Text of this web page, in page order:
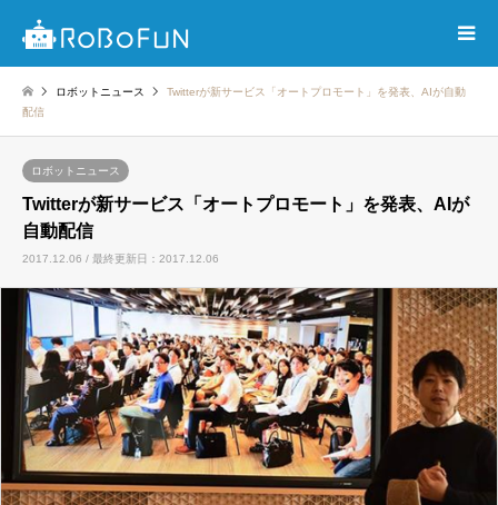
ロボットニュース
Twitterが新サービス「オートプロモート」を発表、AIが自動
配信
ロボットニュース
Twitterが新サービス「オートプロモート」を発表、AIが
自動配信
2017.12.06 / 最終更新日：2017.12.06